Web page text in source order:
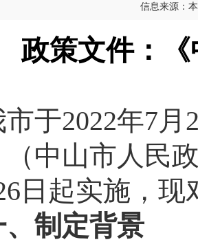
信息来源：
政策文件：
2022年7月
（中山市人民
日起实施，
制定背景